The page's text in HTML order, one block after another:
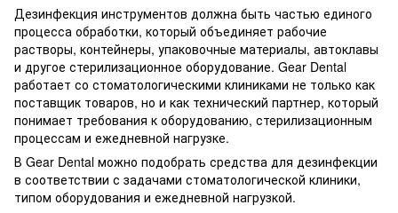
Дезинфекция инструментов должна быть частью единого
процесса обработки, который объединяет рабочие
растворы, контейнеры, упаковочные материалы, автоклавы
и другое стерилизационное оборудование. Gear Dental
работает со стоматологическими клиниками не только как
поставщик товаров, но и как технический партнер, который
понимает требования к оборудованию, стерилизационным
процессам и ежедневной нагрузке.
В Gear Dental можно подобрать средства для дезинфекции
в соответствии с задачами стоматологической клиники,
типом оборудования и ежедневной нагрузкой.